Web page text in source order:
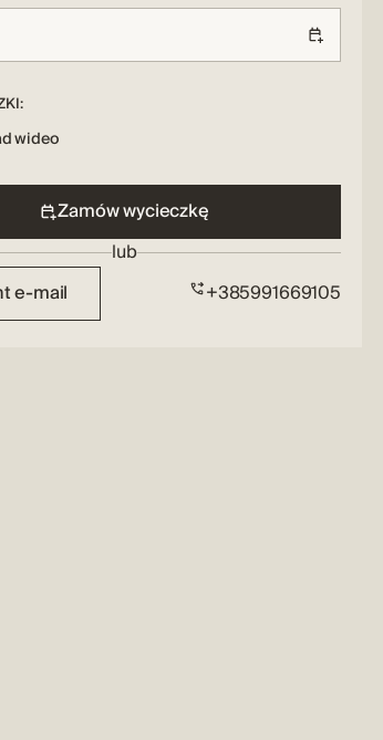
wideo
Zamów wycieczkę
lub
e-mail
+385991669105